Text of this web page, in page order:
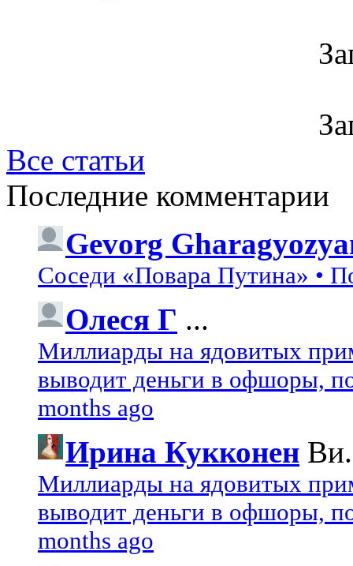
Все статьи
Последние комментарии
Gevorg
Соседи «Повара Путина» •
Олеся Г ...
Миллиарды на ядовитых
выводит деньги в офшоры,
months ago
Ирина Кукконен
Миллиарды на ядовитых
выводит деньги в офшоры,
months ago